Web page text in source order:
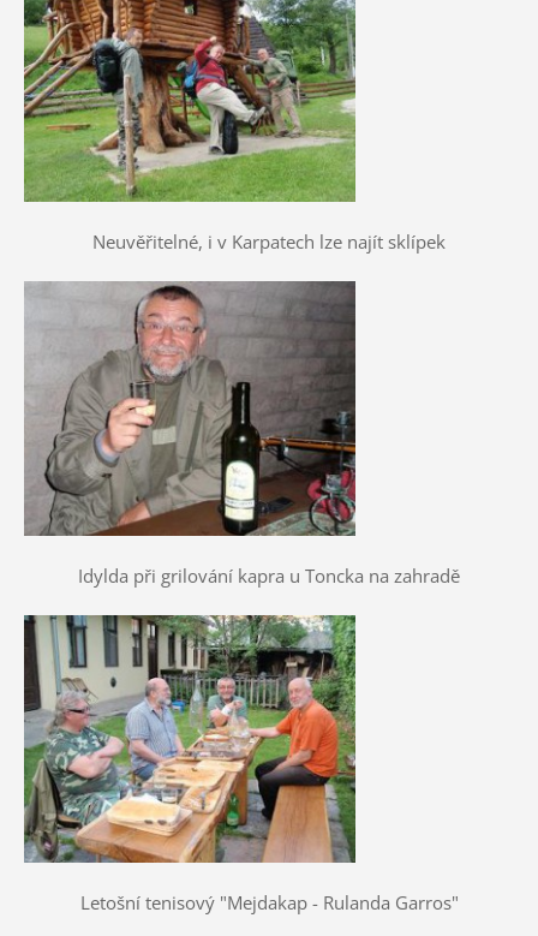
Neuvěřitelné, i v Karpatech lze najít sklípek
Idylda při grilování kapra u Toncka na zahradě
Letošní tenisový "Mejdakap - Rulanda Garros"